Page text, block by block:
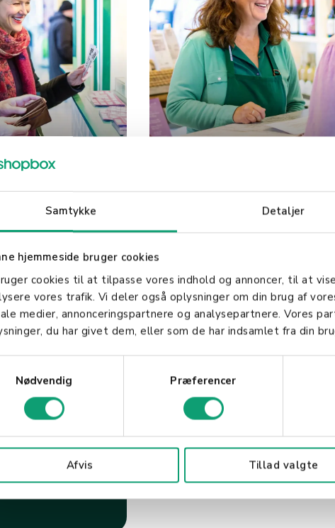
Samtykke Detaljer
hjemmeside bruger cookies
cookies til at tilpasse vores indhold og annoncer, til at
vores trafik. Vi deler også oplysninger om din brug af
medier, annonceringspartnere og analysepartnere. Vores
du har givet dem, eller som de har indsamlet fra din
Nødvendig Præferencer
Afvis Tillad valgte
Wine shop
din
støtter
utviklet
kan hjelpe
virksomhet
din tid.